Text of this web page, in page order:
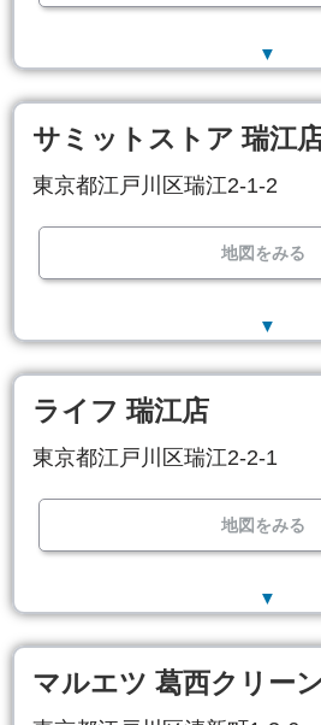
▼
サミットストア 瑞江
東京都江戸川区瑞江2-1-2
地図をみる
▼
ライフ 瑞江店
東京都江戸川区瑞江2-2-1
地図をみる
▼
マルエツ 葛西クリー